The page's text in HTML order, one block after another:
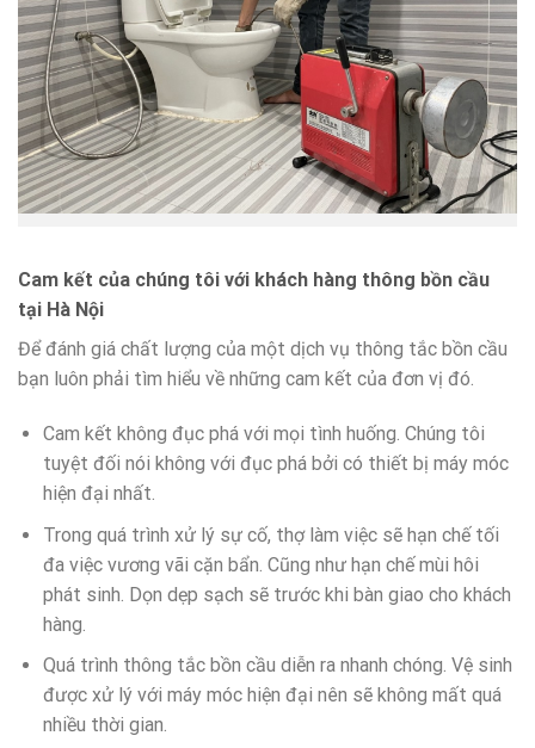
Cam kết của chúng tôi với khách hàng thông bồn cầu
tại Hà Nội
Để đánh giá chất lượng của một dịch vụ thông tắc bồn cầu
bạn luôn phải tìm hiểu về những cam kết của đơn vị đó.
Cam kết không đục phá với mọi tình huống. Chúng tôi
tuyệt đối nói không với đục phá bởi có thiết bị máy móc
hiện đại nhất.
Trong quá trình xử lý sự cố, thợ làm việc sẽ hạn chế tối
đa việc vương vãi cặn bẩn. Cũng như hạn chế mùi hôi
phát sinh. Dọn dẹp sạch sẽ trước khi bàn giao cho khách
hàng.
Quá trình thông tắc bồn cầu diễn ra nhanh chóng. Vệ sinh
được xử lý với máy móc hiện đại nên sẽ không mất quá
nhiều thời gian.